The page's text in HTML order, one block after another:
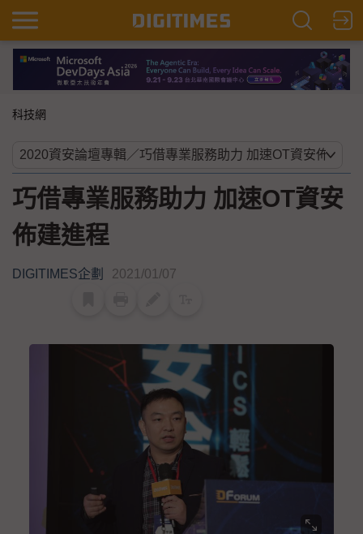
科技網
巧借專業服務助力 加速OT資安
佈建進程
DIGITIMES企劃 2021/01/07